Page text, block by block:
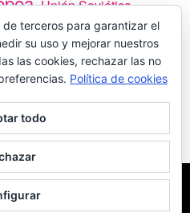
Unión Soviética
terceros para garantizar el
su uso y mejorar nuestros
las cookies, rechazar las no
Política de cookies
todo